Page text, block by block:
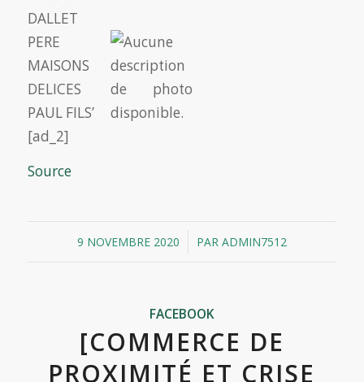
[ad_2]
Source
9 NOVEMBRE 2020
/ PAR ADMIN7512
FACEBOOK
[COMMERCE DE
PROXIMITÉ ET CRISE